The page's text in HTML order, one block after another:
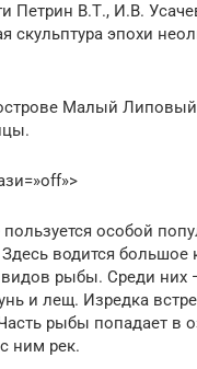
Петрин В.Т., И.В.
скульптура эпохи
Малый
особой
водится большое
рыбы. Среди них
и лещ. Изредка
рыбы попадает в
ним рек.